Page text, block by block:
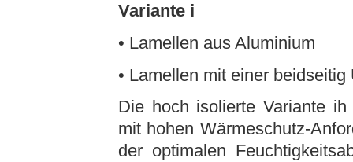
Variante i
• Lamellen aus Aluminium
• Lamellen mit einer
Die hoch isolierte Variante
mit hohen Wärmeschutz-
der optimalen